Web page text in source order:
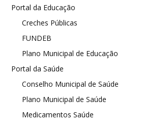
Portal da Educação
Creches Públicas
FUNDEB
Plano Municipal de Educação
Portal da Saúde
Conselho Municipal de Saúde
Plano Municipal de Saúde
Medicamentos Saúde